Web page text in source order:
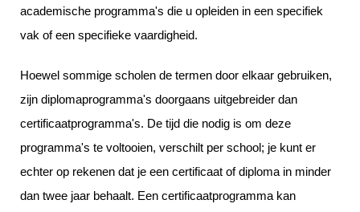
academische programma's die u opleiden in een specifiek
vak of een specifieke vaardigheid.
Hoewel sommige scholen de termen door elkaar gebruiken,
zijn diplomaprogramma's doorgaans uitgebreider dan
certificaatprogramma's. De tijd die nodig is om deze
programma's te voltooien, verschilt per school; je kunt er
echter op rekenen dat je een certificaat of diploma in minder
dan twee jaar behaalt. Een certificaatprogramma kan